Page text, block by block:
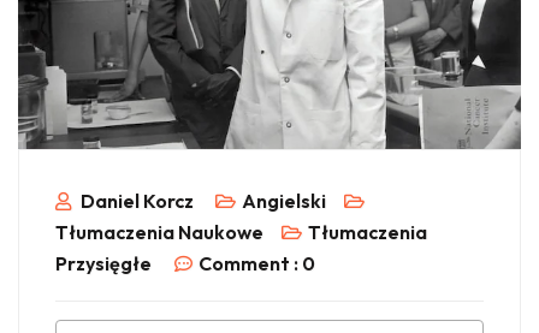
Daniel Korcz
Angielski
Tłumaczenia Naukowe
Tłumaczenia
Przysięgłe
Comment : 0